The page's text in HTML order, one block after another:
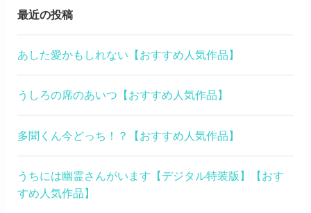
最近の投稿
あした愛かもしれない【おすすめ人気作品】
うしろの席のあいつ【おすすめ人気作品】
多聞くん今どっち！？【おすすめ人気作品】
うちには幽霊さんがいます【デジタル特装版】【おす
すめ人気作品】